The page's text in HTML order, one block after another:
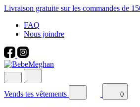
Livraison gratuite sur les commandes de
FAQ
Nous joindre
Vends tes vêtements 0